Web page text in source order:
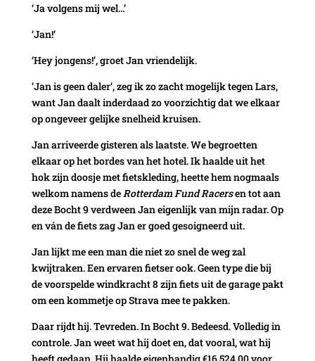
‘Ja volgens mij wel…’
‘Jan!’
‘Hey jongens!’, groet Jan vriendelijk.
‘Jan is geen daler’, zeg ik zo zacht mogelijk tegen Lars,
want Jan daalt inderdaad zo voorzichtig dat we elkaar
op ongeveer gelijke snelheid kruisen.
Jan arriveerde gisteren als laatste. We begroetten
elkaar op het bordes van het hotel. Ik haalde uit het
hok zijn doosje met fietskleding, heette hem nogmaals
welkom namens deRotterdam Fund Racersen tot aan
deze Bocht 9 verdween Jan eigenlijk van mijn radar. Op
en ván de fiets zag Jan er goed gesoigneerd uit.
Jan lijkt me een man die niet zo snel de weg zal
kwijtraken. Een ervaren fietser ook. Geen type die bij
de voorspelde windkracht 8 zijn fiets uit de garage pakt
om een kommetje op Strava mee te pakken.
Daar rijdt hij. Tevreden. In Bocht 9. Bedeesd. Volledig in
controle. Jan weet wat hij doet en, dat vooral, wat hij